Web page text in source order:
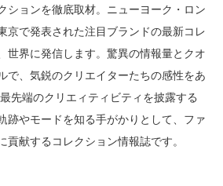
ションを徹底取材。ニューヨーク・ロン
京で発表された注目ブランドの最新コレ
世界に発信します。驚異の情報量とクオ
で、気鋭のクリエイターたちの感性をあ
先端のクリエィティビティを披露する
跡やモードを知る手がかりとして、ファ
貢献するコレクション情報誌です。